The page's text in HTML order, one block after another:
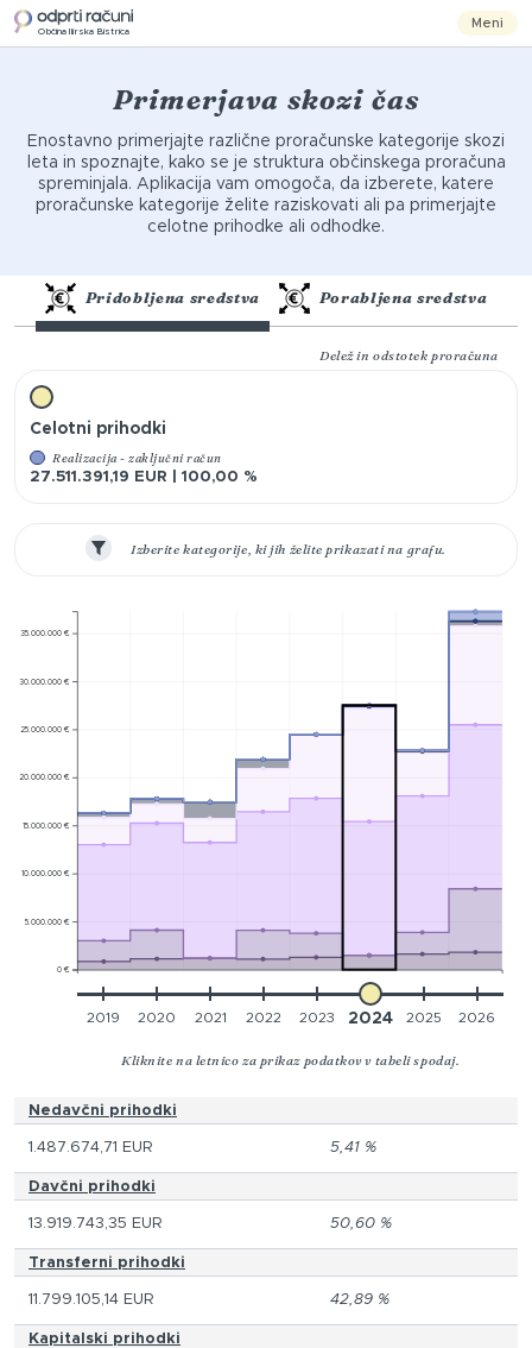
Občina Ilirska Bistrica
Meni
Primerjava skozi čas
Enostavno primerjajte različne proračunske kategorije skozi
leta in spoznajte, kako se je struktura občinskega proračuna
spreminjala. Aplikacija vam omogoča, da izberete, katere
proračunske kategorije želite raziskovati ali pa primerjajte
celotne prihodke ali odhodke.
Pridobljena sredstva Porabljena sredstva
Delež in odstotek proračuna
Celotni prihodki
Realizacija - zaključni račun
27.511.391,19 EUR | 100,00 %
Izberite kategorije, ki jih želite prikazati na grafu.
0 €
5.000.000 €
10.000.000 €
15.000.000 €
20.000.000 €
25.000.000 €
30.000.000 €
35.000.000 €
2019 2020 2021 2022 2023 2024 2025 2026
Kliknite na letnico za prikaz podatkov v tabeli spodaj.
Nedavčni prihodki
1.487.674,71 EUR 5,41 %
Davčni prihodki
13.919.743,35 EUR 50,60 %
Transferni prihodki
11.799.105,14 EUR 42,89 %
Kapitalski prihodki